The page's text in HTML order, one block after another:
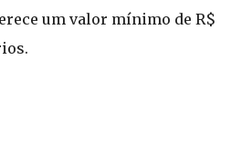
um valor mínimo de R$